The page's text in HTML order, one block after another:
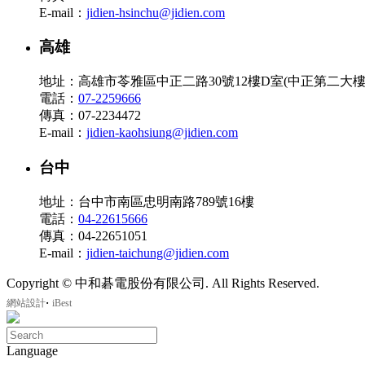
E-mail： jidien-hsinchu@jidien.com
高雄
地址：高雄市苓雅區中正二路30號12樓D室(中正第二大
電話： 07-2259666
傳真：07-2234472
E-mail： jidien-kaohsiung@jidien.com
台中
地址：台中市南區忠明南路789號16樓
電話： 04-22615666
傳真：04-22651051
E-mail： jidien-taichung@jidien.com
Copyright © 中和碁電股份有限公司. All Rights Reserved.
網站設計‧ iBest
Language